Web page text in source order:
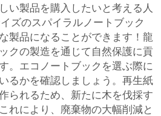
い製品を購入したいと考える人
ズのスパイラルノートブック
製品になることができます！龍
クの製造を通じて自然保護に貢
。エコノートブックを選ぶ際に
るかを確認しましょう。再生紙
られるため、新たに木を伐採す
れにより、廃棄物の大幅削減と